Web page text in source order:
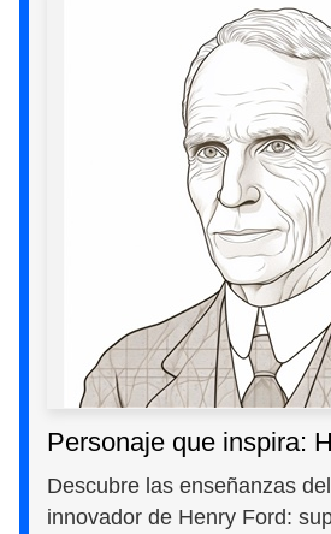
Personaje que inspira:
Descubre las enseñanzas
innovador de Henry Ford: